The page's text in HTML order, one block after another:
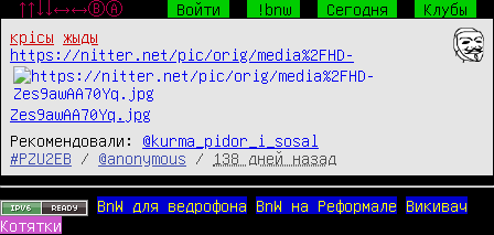
↑↑↓↓←→←→ⒷⒶ Войти !bnw Сегодня
Клубы
крісы
жыды
https://nitter.net/pic/orig/media%2FHD-
Zes9awAA70Yq.jpg
Рекомендовали: @kurma_pidor_i_sosal
#PZU2EB
/ @anonymous / 138 дней назад
BnW для ведрофона BnW на Реформале
Викивач
Котятки